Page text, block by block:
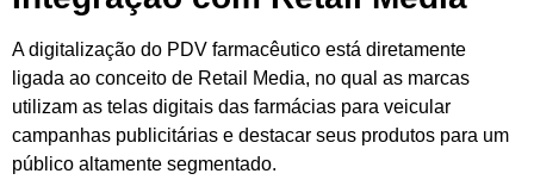
A digitalização do PDV farmacêutico está diretamente
ligada ao conceito de Retail Media, no qual as marcas
utilizam as telas digitais das farmácias para veicular
campanhas publicitárias e destacar seus produtos para um
público altamente segmentado.